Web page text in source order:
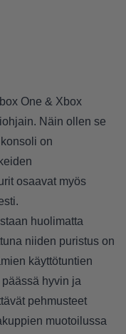
One & Xbox
Näin ollen se
on
osaavat myös
huolimatta
niiden puristus on
käyttötuntien
hyvin ja
pehmusteet
muotoilussa